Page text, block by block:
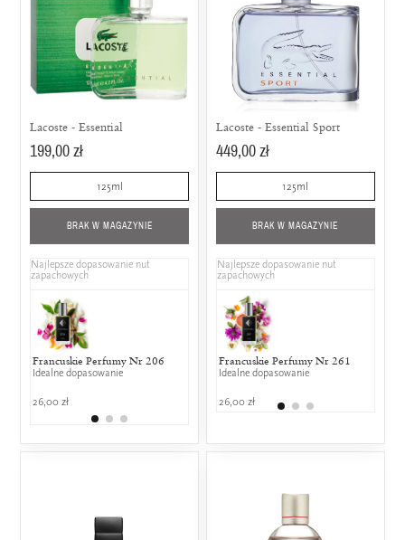
Lacoste - Essential
199,00 zł
125ml
BRAK W MAGAZYNIE
Najlepsze dopasowanie nut
zapachowych
Francuskie Perfumy Nr 206
Idealne dopasowanie
26,00 zł
Roberto Cavalli - Serpentine
(2005)
Puma -
Lacoste - Essential Sport
449,00 zł
125ml
BRAK W MAGAZYNIE
Najlepsze dopasowanie nut
zapachowych
Francuskie Perfumy Nr 261
Idealne dopasowanie
26,00 zł